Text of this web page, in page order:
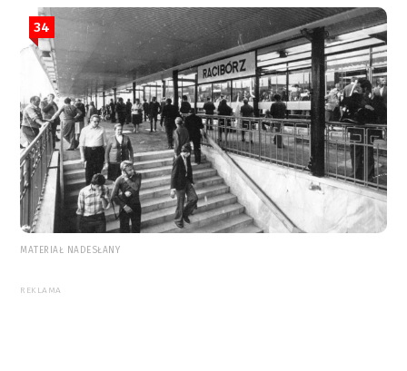
34
MATERIAŁ NADESŁANY
REKLAMA